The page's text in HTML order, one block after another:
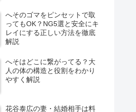
へそのゴマをピンセットで取
ってもOK？NG5選と安全にキ
レイにする正しい方法を徹底
解説
へそはどこに繋がってる？大
人の体の構造と役割をわかり
やすく解説
花谷泰広の妻・結婚相手は料